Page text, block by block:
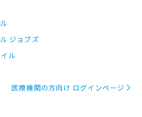
ジョブズ
ル
医療機関の方向け ログインページ